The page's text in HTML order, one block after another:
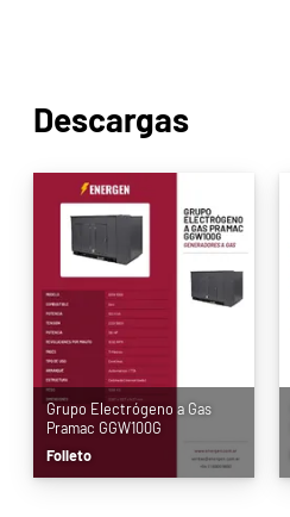
Descargas
Grupo Electrógeno a Gas
Pramac GGW100G
Folleto